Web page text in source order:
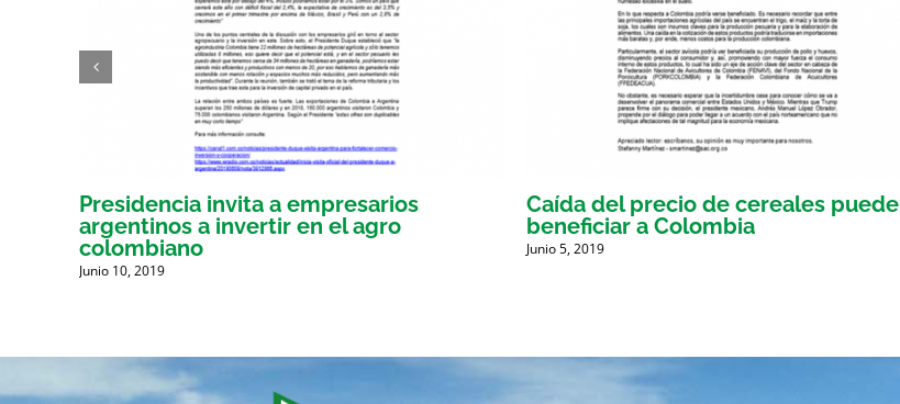
Presidencia invita a empresarios
argentinos a invertir en el agro
colombiano
Junio 10, 2019
Caída del precio de cereales puede
beneficiar a Colombia
Junio 5, 2019